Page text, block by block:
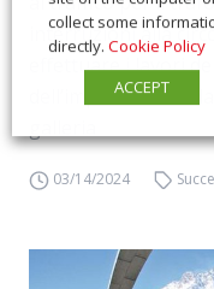
interruzioni alla
effettuare i lavori
dell’impalcato
03/14/2024
collect some
directly. Cookie Policy
ACCEPT